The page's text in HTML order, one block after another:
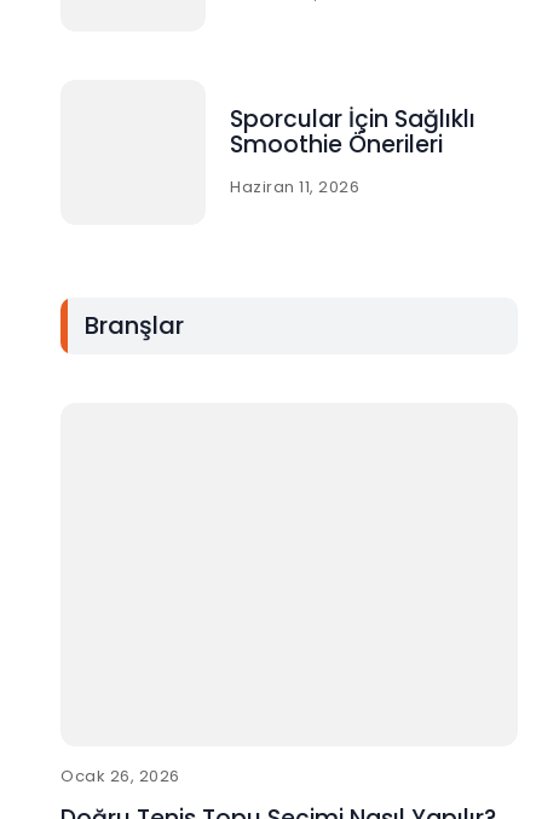
Sporcular İçin Sağlıklı
Smoothie Önerileri
Haziran 11, 2026
Branşlar
Ocak 26, 2026